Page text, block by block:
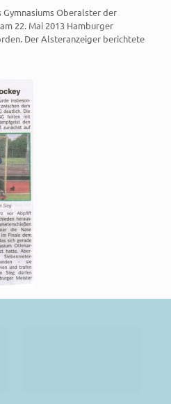
Gymnasiums Oberalster der
22. Mai 2013 Hamburger
Der Alsteranzeiger berichtete